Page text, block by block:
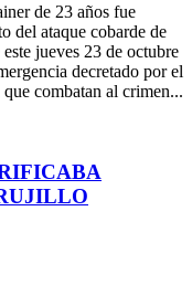
de 23 años fue
del ataque cobarde de
jueves 23 de octubre
decretado por el
combatan al crimen...